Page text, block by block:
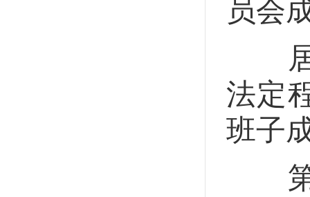
员会
居
法定
班子
第